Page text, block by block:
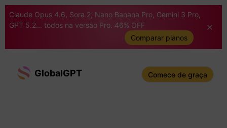
Claude Opus 4.6, Sora 2, Nano Banana Pro, Gemini 3 Pro,
GPT 5.2... todos na versão Pro. 46% OFF
Comparar planos
GlobalGPT Comece de graça